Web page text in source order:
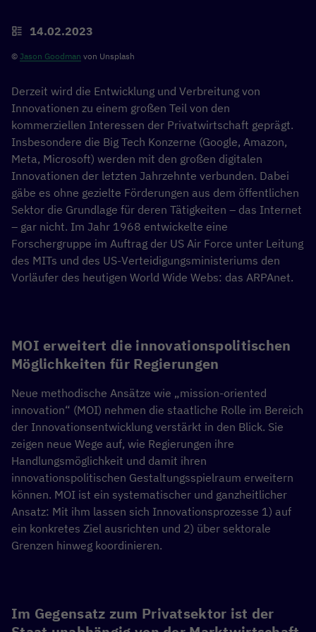
14.02.2023
© Jason Goodman von Unsplash
Derzeit wird die Entwicklung und Verbreitung von
Innovationen zu einem großen Teil von den
kommerziellen Interessen der Privatwirtschaft geprägt.
Insbesondere die Big Tech Konzerne (Google, Amazon,
Meta, Microsoft) werden mit den großen digitalen
Innovationen der letzten Jahrzehnte verbunden. Dabei
gäbe es ohne gezielte Förderungen aus dem öffentlichen
Sektor die Grundlage für deren Tätigkeiten – das Internet
– gar nicht. Im Jahr 1968 entwickelte eine
Forschergruppe im Auftrag der US Air Force unter Leitung
des MITs und des US-Verteidigungsministeriums den
Vorläufer des heutigen World Wide Webs: das ARPAnet.
MOI erweitert die innovationspolitischen
Möglichkeiten für Regierungen
Neue methodische Ansätze wie „mission-oriented
innovation“ (MOI) nehmen die staatliche Rolle im Bereich
der Innovationsentwicklung verstärkt in den Blick. Sie
zeigen neue Wege auf, wie Regierungen ihre
Handlungsmöglichkeit und damit ihren
innovationspolitischen Gestaltungsspielraum erweitern
können. MOI ist ein systematischer und ganzheitlicher
Ansatz: Mit ihm lassen sich Innovationsprozesse 1) auf
ein konkretes Ziel ausrichten und 2) über sektorale
Grenzen hinweg koordinieren.
Im Gegensatz zum Privatsektor ist der